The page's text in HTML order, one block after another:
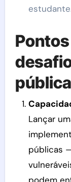
pública
Lançar
públicas